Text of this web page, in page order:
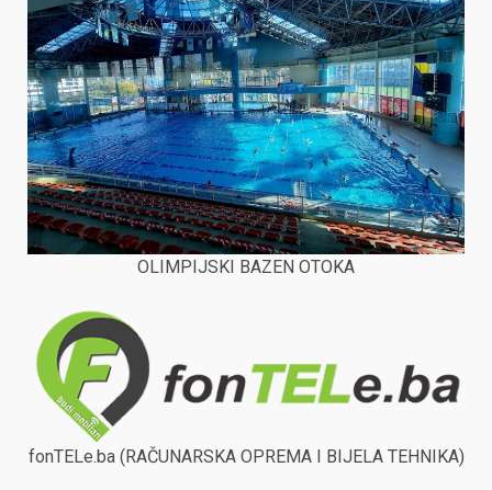
OLIMPIJSKI BAZEN OTOKA
fonTELe.ba (RAČUNARSKA OPREMA I BIJELA TEHNIKA)